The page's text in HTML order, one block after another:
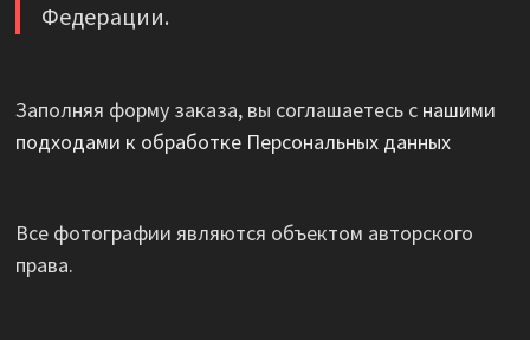
Федерации.
Заполняя форму заказа, вы соглашаетесь с нашими
подходами к обработке Персональных данных
Все фотографии являются объектом авторского
права.